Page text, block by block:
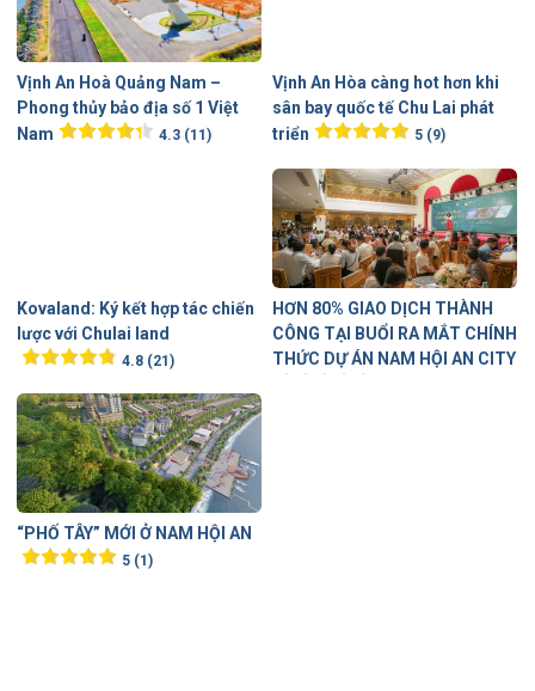
Vịnh An Hoà Quảng Nam –
Phong thủy bảo địa số 1 Việt
Nam
4.3 (11)
Vịnh An Hòa càng hot hơn khi
sân bay quốc tế Chu Lai phát
triển
5 (9)
Kovaland: Ký kết hợp tác chiến
lược với Chulai land
4.8 (21)
HƠN 80% GIAO DỊCH THÀNH
CÔNG TẠI BUỔI RA MẮT CHÍNH
THỨC DỰ ÁN NAM HỘI AN CITY
“PHỐ TÂY” MỚI Ở NAM HỘI AN
5 (1)